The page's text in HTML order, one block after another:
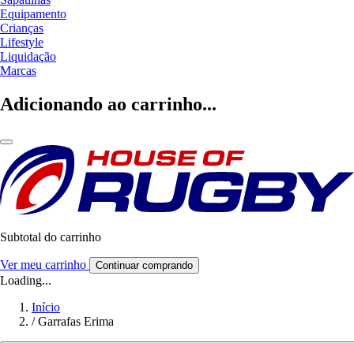
Equipamento
Crianças
Lifestyle
Liquidação
Marcas
Adicionando ao carrinho...
Subtotal do carrinho
Ver meu carrinho Continuar comprando
Loading...
Início
/ Garrafas Erima